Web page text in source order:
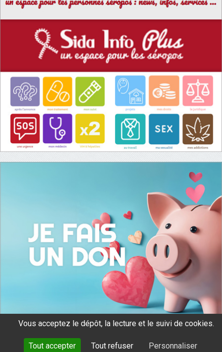
Vous acceptez le dépôt, la lecture et le suivi de cookies.
Tout accepter Tout refuser Personnaliser